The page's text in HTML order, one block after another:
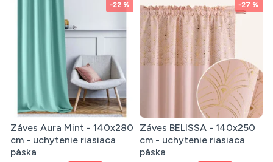
-22 %
Záves Aura Mint - 140x280
cm - uchytenie riasiaca
páska
-27 %
Záves BELISSA - 140x250
cm - uchytenie riasiaca
páska